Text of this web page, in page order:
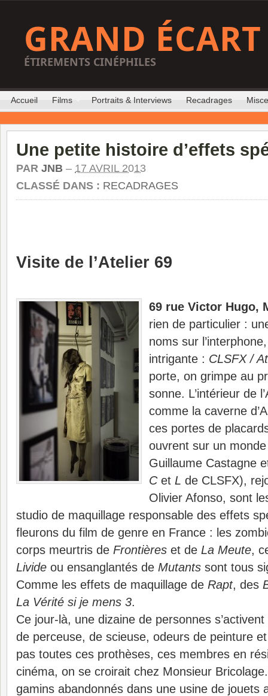
GRAND ÉCART
ÉTIREMENTS CINÉPHILES
Accueil Films Portraits & Interviews Recadrages
Une petite histoire d’effets
PAR JNB – 17 AVRIL 2013
CLASSÉ DANS : RECADRAGES
Visite de l’Atelier 69
69 rue Victor Hugo,
rien de particulier :
noms sur
intrigante : CLSFX /
porte, on grimpe au
sonne. L’intérieur de
comme la caverne
ces portes de
ouvrent sur un
Guillaume Castagne
Cet L de CLSFX),
Olivier Afonso, sont
studio de maquillage responsable des effets
fleurons du film de genre en France : les
corps meurtris de Frontières et de La Meute,
Livide ou ensanglantés de Mutants sont tous
Comme les effets de maquillage de Rapt, des
La Vérité si je mens 3.
Ce jour-là, une dizaine de personnes s’activent
de perceuse, de scieuse, odeurs de peinture et
pas toutes ces prothèses, ces membres en
cinéma, on se croirait chez Monsieur
gamins abandonnés dans une usine de jouets